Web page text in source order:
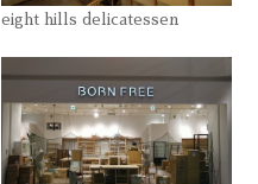
eight hills delicatessen